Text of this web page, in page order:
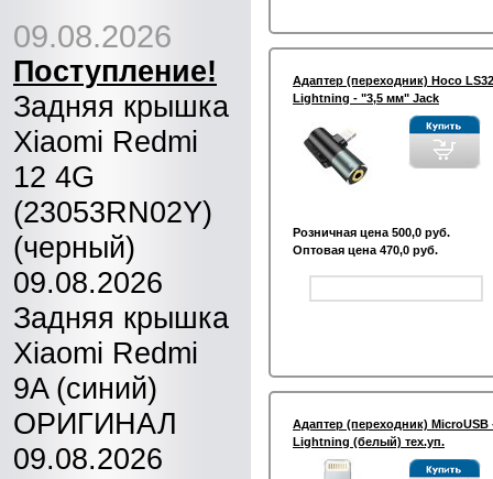
09.08.2026
Поступление!
Задняя крышка
Xiaomi Redmi
12 4G
(23053RN02Y)
(черный)
09.08.2026
Задняя крышка
Xiaomi Redmi
9A (синий)
ОРИГИНАЛ
09.08.2026
Адаптер (переходник) Hoco LS32
Lightning - "3,5 мм" Jack
Розничная цена 500,0 руб.
Оптовая цена 470,0 руб.
Адаптер (переходник) MicroUSB
Lightning (белый) тех.уп.